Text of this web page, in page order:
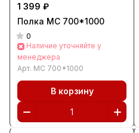
1 399 ₽
Полка МС 700*1000
0
Наличие уточняйте у
менеджера
Арт. МС 700*1000
В корзину